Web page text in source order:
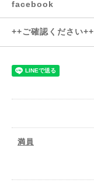
facebook
++ご確認ください++
満員